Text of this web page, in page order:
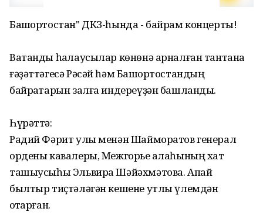
Башҡортостан" ДКЗ-һында - байрам концерты!
Ватанды һаҡлаусылар көнөнә арналған тантана
ғәҙәттәгесә Рәсәй һәм Башҡортостандың
байраҡтарын залға индереүҙән башланды.
Һүрәттә:
Радий Фәрит улы менән Шайморатов генерал
ордены кавалеры, Межгорье ҡалаһының хат
ташыусыһы Эльвира Шәйәхмәтова. Апай
былтыр тиҫтәләгән кешене утлы үлемдән
ҡотҡарған.